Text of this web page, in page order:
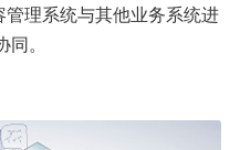
理系统与其他业务系统进
。